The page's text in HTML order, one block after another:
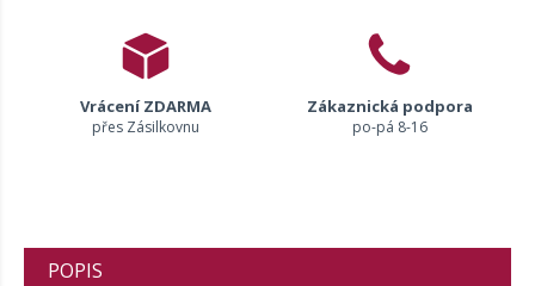
Vrácení ZDARMA
přes Zásilkovnu
Zákaznická podpora
po-pá 8-16
POPIS